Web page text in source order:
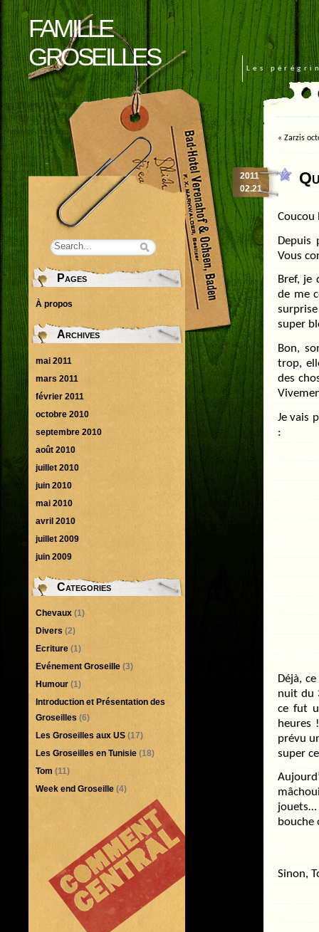
FAMILLE
GROSEILLES
Les
« Zarzis
2011
02.21
Coucou
Depuis
Vous
Bref, je
de me
super
Bon,
trop,
des
Je vais
:
Déjà,
nuit du
ce fut
heures
prévu
super
jouets…
bouche
Sinon,
Pages
À propos
Archives
mai 2011
mars 2011
février 2011
octobre 2010
septembre 2010
août 2010
juillet 2010
juin 2010
mai 2010
avril 2010
juillet 2009
juin 2009
Categories
Chevaux (1)
Divers (2)
Ecriture (1)
Evénement Groseille (3)
Humour (1)
Introduction et Présentation des
Groseilles (6)
Les Groseilles aux US (17)
Les Groseilles en Tunisie (18)
Tom (11)
Week end Groseille (4)